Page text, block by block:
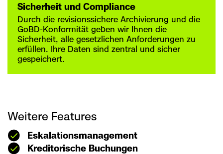
Sicherheit und Compliance
Durch die revisionssichere Archivierung und die
GoBD-Konformität geben wir Ihnen die
Sicherheit, alle gesetzlichen Anforderungen zu
erfüllen. Ihre Daten sind zentral und sicher
gespeichert.
Weitere Features
Eskalationsmanagement
Kreditorische Buchungen